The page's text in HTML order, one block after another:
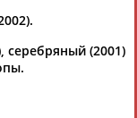
АБДУЛАЕВ
серебряный (2001)